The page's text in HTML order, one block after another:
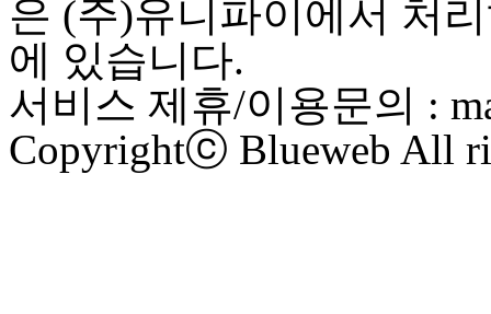
은 (주)유니파이에서 처
에 있습니다.
서비스 제휴/이용문의 :
Copyrightⓒ Blueweb All